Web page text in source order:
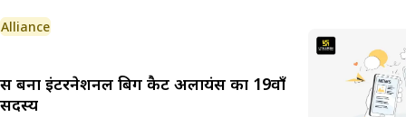
Alliance
रूस बना इंटरनेशनल बिग कैट अलायंस का 19वाँ
सदस्य